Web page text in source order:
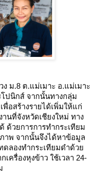
ม.8 ต.แม่เมาะ อ.แม่เมาะ
ปนิกส์ จากนั้นทางกลุ่ม
อสร้างรายได้เพิ่มให้แก่
นที่จังหวัดเชียงใหม่ ทาง
ด้วยการการทำกระเทียม
าพ จากนั้นจึงได้หาข้อมูล
ดลองทำกระเทียมดำด้วย
ครื่องหุงข้าว ใช้เวลา 24-